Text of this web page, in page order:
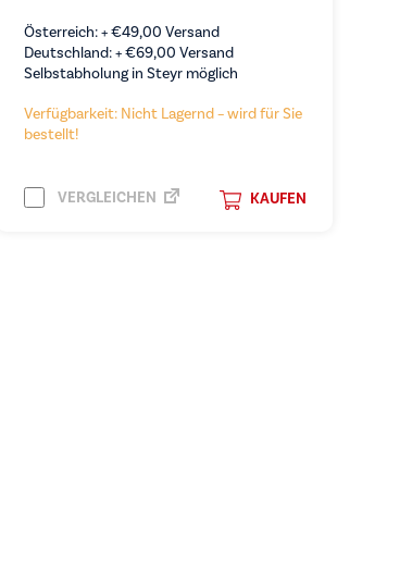
Österreich: +€49,00 Versand
Deutschland: +€69,00 Versand
Selbstabholung in Steyr möglich
Verfügbarkeit: Nicht Lagernd – wird für Sie
bestellt!
KAUFEN
VERGLEICHEN